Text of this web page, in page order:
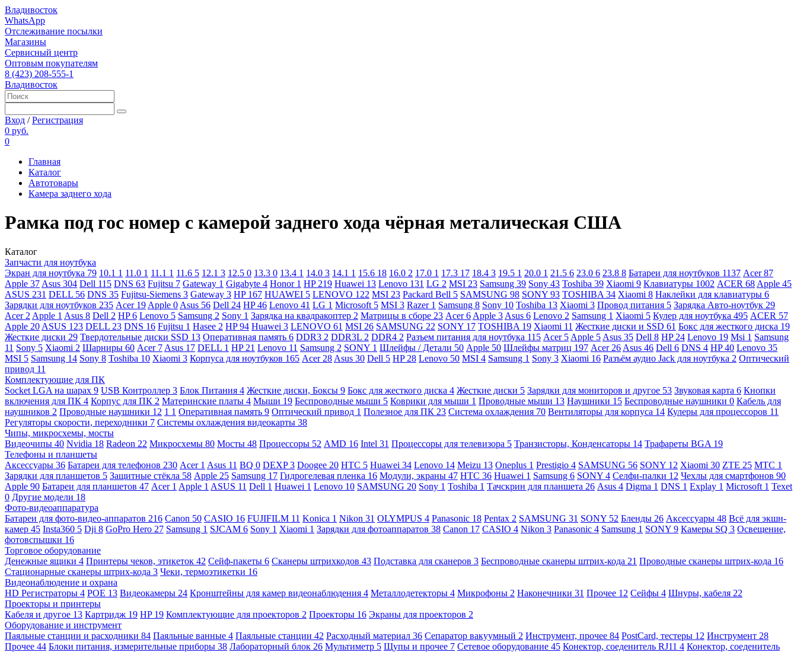
Владивосток
WhatsApp
Отслеживание посылки
Магазины
Сервисный центр
Оптовым покупателям
8 (423) 208-555-1
Владивосток
Вход /Регистрация
0 руб.
0
Главная
Каталог
Автотовары
Камера заднего хода
Рамка под гос номер с камерой заднего хода чёрная металическая США
Каталог
Запчасти для ноутбука
Экран для ноутбука 79 10.1 1 11.0 1 11.1 1 11.6 5 12.1 3 12.5 0 13.3 0 13.4 1 14.0 3 14.1 1 15.6 18 16.0 2 17.0 1 17.3 17 18.4 3 19.5 1 20.0 1 21.5 6 23.0 6 23.8 8 Батареи для ноутбуков 1137 Acer87
Apple 37 Asus 304 Dell 115 DNS 63 Fujitsu 7 Gateway 1 Gigabyte 4 Honor 1 HP 219 Huawei 13 Lenovo 131 LG 2 MSI 23 Samsung 39 Sony 43 Toshiba 39 Xiaomi 9 Клавиатуры 1002 ACER 68 Apple 45
ASUS 231 DELL 56 DNS 35 Fujitsu-Siemens 3 Gateway 3 HP 167 HUAWEI 5 LENOVO 122 MSI 23 Packard Bell 5 SAMSUNG 98 SONY 93 TOSHIBA 34 Xiaomi 8 Наклейки для клавиатуры 6
Зарядки для ноутбуков 235 Acer 19 Apple 0 Asus 56 Dell 24 HP46 Lenovo 41 LG 1 Microsoft 5 MSI 3 Razer 1 Samsung 8 Sony 10 Toshiba 13 Xiaomi 3 Провод питания 5 Зарядка Авто-ноутбук 29
Acer 2 Apple 1 Asus 8 Dell 2 HP6 Lenovo 5 Samsung 2 Sony 1 Зарядка на квадракоптер 2 Матрицы в сборе 23 Acer6 Apple 3 Asus 6 Lenovo 2 Samsung 1 Xiaomi 5 Кулер для ноутбука 495 ACER 57
Apple 20 ASUS 123 DELL 23 DNS 16 Fujitsu 1 Hasee 2 HP94 Huawei 3 LENOVO 61 MSI 26 SAMSUNG 22 SONY 17 TOSHIBA 19 Xiaomi 11 Жесткие диски и SSD 61 Бокс для жесткого диска 19
Жесткие диски 29 Твердотельные диски SSD 13 Оперативная память 6 DDR3 2 DDR3L 2 DDR4 2 Разъем питания для ноутбука 115 Acer 5 Apple 5 Asus 35 Dell 8 HP 24 Lenovo 19 Msi 1 Samsung
11 Sony 5 Xiaomi 2 Шарниры 60 Acer 7 Asus 17 DELL 1 HP 21 Lenovo 11 Samsung 2 SONY 1 Шлейфы / Детали 50 Apple 50 Шлейфы матриц 197 Acer 26 Asus 46 Dell 6 DNS 4 HP40 Lenovo 35
MSI 5 Samsung 14 Sony 8 Toshiba 10 Xiaomi 3 Корпуса для ноутбуков 165 Acer 28 Asus 30 Dell 5 HP 28 Lenovo 50 MSI 4 Samsung 1 Sony 3 Xiaomi 16 Разъём аудио Jack для ноутбука 2 Оптический
привод 11
Комплектующие для ПК
Socket LGA на шарах 9 USB Контроллер 3 Блок Питания 4 Жесткие диски, Боксы 9 Бокс для жесткого диска 4 Жесткие диски 5 Зарядки для мониторов и другое 53 Звуковая карта 6 Кнопки
включения для ПК 4 Корпус для ПК 2 Материнские платы 4 Мыши 19 Беспроводные мыши 5 Коврики для мыши 1 Проводные мыши 13 Наушники 15 Беспроводные наушники 0 Кабель для
наушников 2 Проводные наушники 12 1 1 Оперативная память 9 Оптический привод 1 Полезное для ПК 23 Система охлаждения 70 Вентиляторы для корпуса 14 Кулеры для процессоров 11
Регуляторы скорости, переходники 7 Системы охлаждения видеокарты 38
Чипы, микросхемы, мосты
Видеочипы 40 Nvidia 18 Radeon 22 Микросхемы 80 Мосты 48 Процессоры 52 AMD 16 Intel 31 Процессоры для телевизора 5 Транзисторы, Конденсаторы 14 Трафареты BGA 19
Телефоны и планшеты
Аксессуары 36 Батареи для телефонов 230 Acer 1 Asus 11 BQ 0 DEXP3 Doogee 20 HTC 5 Huawei 34 Lenovo 14 Meizu 13 Oneplus 1 Prestigio 4 SAMSUNG 56 SONY 12 Xiaomi 30 ZTE 25 МТС 1
Зарядки для планшетов 5 Защитные стёкла 58 Apple 25 Samsung 17 Гидрогелевая пленка 16 Модули, экраны 47 HTC 36 Huawei 1 Samsung 6 SONY 4 Селфи-палки 12 Чехлы для смартфонов 90
Apple 90 Батареи для планшетов 47 Acer 1 Apple 1 ASUS 11 Dell 1 Huawei 1 Lenovo 10 SAMSUNG 20 Sony 1 Toshiba 1 Тачскрин для планшета 26 Asus 4 Digma 1 DNS 1 Explay 1 Microsoft 1 Texet
0 Другие модели 18
Фото-видеоаппаратура
Батареи для фото-видео-аппаратов 216 Canon 50 CASIO 16 FUJIFILM 11 Konica 1 Nikon 31 OLYMPUS 4 Panasonic 18 Pentax 2 SAMSUNG 31 SONY 52 Бленды 26 Аксессуары 48 Всё для экшн-
камер 45 Insta360 5 Dji 8 GoPro Hero 27 Samsung 1 SJCAM 6 Sony 1 Xiaomi 1 Зарядки для фотоаппаратов 38 Canon 17 CASIO 4 Nikon 3 Panasonic 4 Samsung 1 SONY 9 Камеры SQ 3 Освещение,
фотовспышки 16
Торговое оборудование
Денежные ящики 4 Принтеры чеков, этикеток 42 Сейф-пакеты 6 Сканеры штрихкодов 43 Подставка для сканеров 3 Беспроводные сканеры штрих-кода 21 Проводные сканеры штрих-кода 16
Стационарные сканеры штрих-кода 3 Чеки, термоэтикетки 16
Видеонаблюдение и охрана
HD Регистраторы 4 POE 13 Видеокамеры 24 Кронштейны для камер видеонаблюдения 4 Металлодетекторы 4 Микрофоны 2 Наконечники 31 Прочее 12 Сейфы 4 Шнуры, кабеля 22
Проекторы и принтеры
Кабеля и другое 13 Картридж 19 HP 19 Комплектующие для проекторов 2 Проекторы 16 Экраны для проекторов 2
Оборудование и инструмент
Паяльные станции и расходники 84 Паяльные ванные 4 Паяльные станции 42 Расходный материал 36 Сепаратор вакуумный 2 Инструмент, прочее 84 PostCard, тестеры 12 Инструмент 28
Прочее 44 Блоки питания, измерительные приборы 38 Лабораторный блок 26 Мультиметр 5 Щупы и прочее 7 Сетевое оборудование 45 Конектор, соеденитель RJ11 4 Конектор, соеденитель